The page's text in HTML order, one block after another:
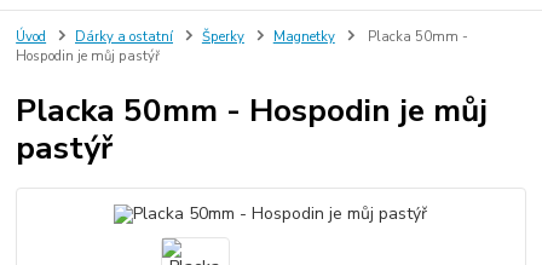
Úvod Dárky a ostatní Šperky Magnetky
Placka 50mm -
Hospodin je můj pastýř
Placka 50mm - Hospodin je můj
pastýř